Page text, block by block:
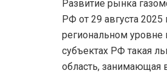
Развитие рынка
РФ от 29 августа
региональном уровне
субъектах РФ такая
область, занимающая